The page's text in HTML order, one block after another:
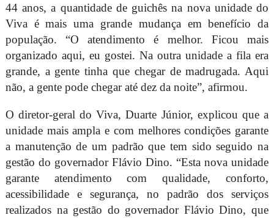
44 anos, a quantidade de guichês na nova unidade do
Viva é mais uma grande mudança em benefício da
população. “O atendimento é melhor. Ficou mais
organizado aqui, eu gostei. Na outra unidade a fila era
grande, a gente tinha que chegar de madrugada. Aqui
não, a gente pode chegar até dez da noite”, afirmou.
O diretor-geral do Viva, Duarte Júnior, explicou que a
unidade mais ampla e com melhores condições garante
a manutenção de um padrão que tem sido seguido na
gestão do governador Flávio Dino. “Esta nova unidade
garante atendimento com qualidade, conforto,
acessibilidade e segurança, no padrão dos serviços
realizados na gestão do governador Flávio Dino, que